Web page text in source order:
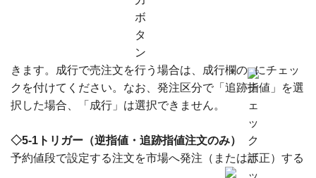
きます。成行で売注文を行う場合は、成行欄の にチェッ
クを付けてください。なお、発注区分で「追跡指値」を選
択した場合、「成行」は選択できません。
◇5-1トリガー（逆指値・追跡指値注文のみ）
予約値段で設定する注文を市場へ発注（または訂正）する